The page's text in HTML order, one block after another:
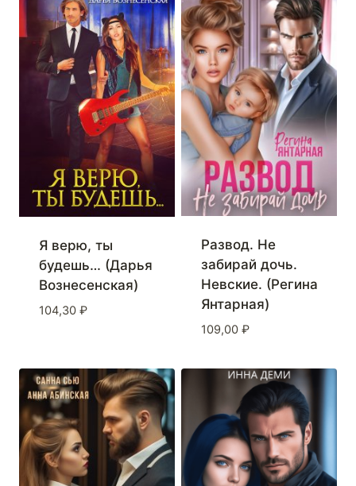
Я верю, ты
будешь… (Дарья
Вознесенская)
104,30 ₽
Развод. Не
забирай дочь.
Невские. (Регина
Янтарная)
109,00 ₽